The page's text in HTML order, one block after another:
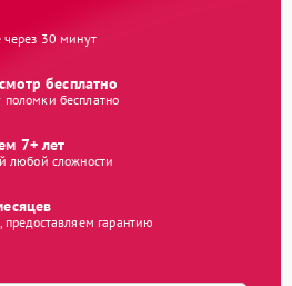
через 30 минут
бесплатно
бесплатно
7+ лет
любой сложности
предоставляем гарантию